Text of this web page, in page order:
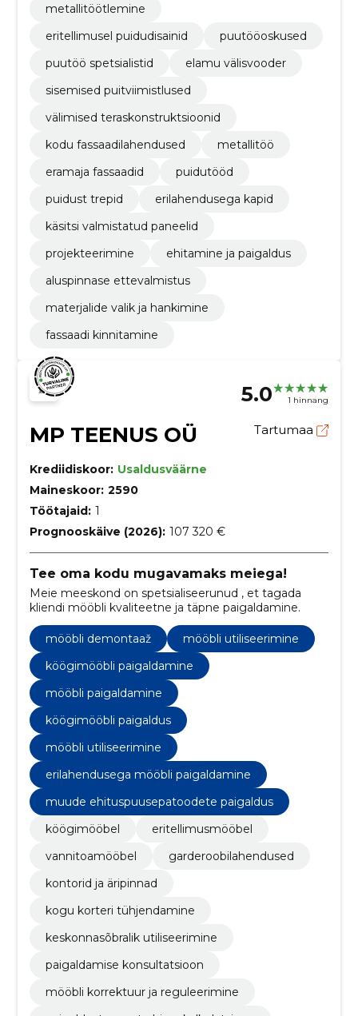
metallitöötlemine
eritellimusel puidudisainid
puutööoskused
puutöö spetsialistid
elamu välisvooder
sisemised puitviimistlused
välimised teraskonstruktsioonid
kodu fassaadilahendused
metallitöö
eramaja fassaadid
puidutööd
puidust trepid
erilahendusega kapid
käsitsi valmistatud paneelid
projekteerimine
ehitamine ja paigaldus
aluspinnase ettevalmistus
materjalide valik ja hankimine
fassaadi kinnitamine
5.0 1 hinnang
MP TEENUS OÜ Tartumaa
Krediidiskoor: Usaldusväärne
Maineskoor: 2590
Töötajaid: 1
Prognooskäive (2026): 107 320 €
Tee oma kodu mugavamaks meiega!
Meie meeskond on spetsialiseerunud , et tagada
kliendi mööbli kvaliteetne ja täpne paigaldamine.
mööbli demontaaž
mööbli utiliseerimine
köögimööbli paigaldamine
mööbli paigaldamine
köögimööbli paigaldus
mööbli utiliseerimine
erilahendusega mööbli paigaldamine
muude ehituspuusepatoodete paigaldus
köögimööbel
eritellimusmööbel
vannitoamööbel
garderoobilahendused
kontorid ja äripinnad
kogu korteri tühjendamine
keskonnasõbralik utiliseerimine
paigaldamise konsultatsioon
mööbli korrektuur ja reguleerimine